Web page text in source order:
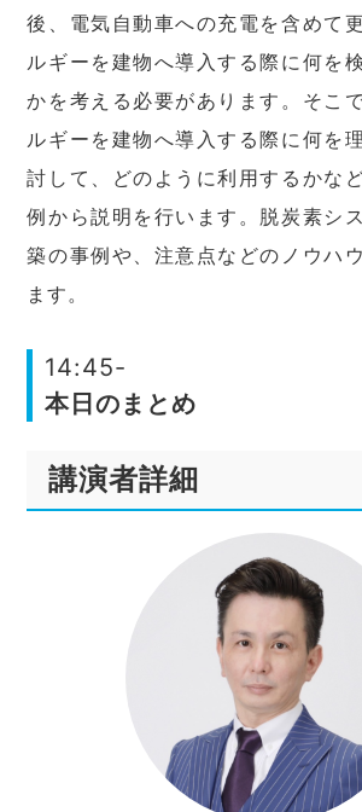
後、電気自動車への充電を含めて
ルギーを建物へ導入する際に何を
かを考える必要があります。そこ
ルギーを建物へ導入する際に何を
討して、どのように利用するかな
例から説明を行います。脱炭素シ
築の事例や、注意点などのノウハ
ます。
14:45-
本日のまとめ
講演者詳細